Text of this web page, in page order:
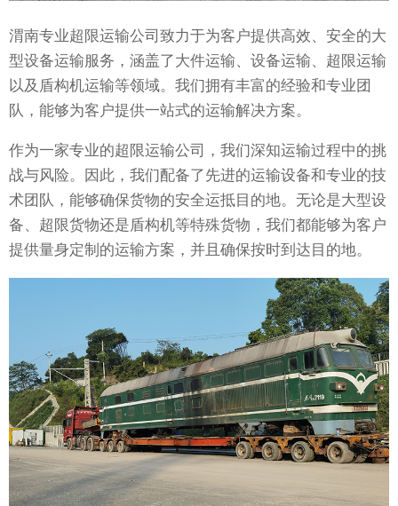
渭南专业超限运输公司致力于为客户提供高效、安全的大
型设备运输服务，涵盖了大件运输、设备运输、超限运输
以及盾构机运输等领域。我们拥有丰富的经验和专业团
队，能够为客户提供一站式的运输解决方案。
作为一家专业的超限运输公司，我们深知运输过程中的挑
战与风险。因此，我们配备了先进的运输设备和专业的技
术团队，能够确保货物的安全运抵目的地。无论是大型设
备、超限货物还是盾构机等特殊货物，我们都能够为客户
提供量身定制的运输方案，并且确保按时到达目的地。